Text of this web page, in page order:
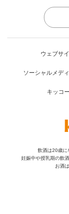
ウェブサ
ソーシャルメデ
キッコ
飲酒は20歳に
妊娠中や授乳期の飲
お酒